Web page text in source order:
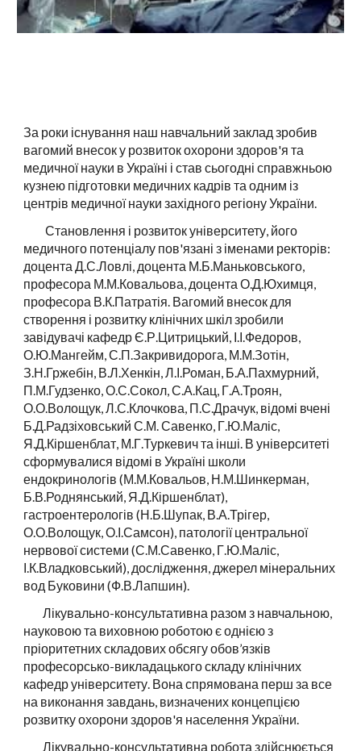
За роки існування наш навчальний заклад зробив
вагомий внесок у розвиток охорони здоров'я та
медичної науки в Україні і став сьогодні справжньою
кузнею підготовки медичних кадрів та одним із
центрів медичної науки західного регіону України.
Становлення і розвиток університету, його
медичного потенціалу пов'язані з іменами ректорів:
доцента Д.С.Ловлі, доцента М.Б.Маньковського,
професора М.М.Ковальова, доцента О.Д.Юхимця,
професора В.К.Патратія. Вагомий внесок для
створення і розвитку клінічних шкіл зробили
завідувачі кафедр Є.Р.Цитрицький, І.І.Федоров,
О.Ю.Мангейм, С.П.Закривидорога, М.М.Зотін,
З.Н.Гржебін, В.Л.Хенкін, Л.І.Роман, Б.А.Пахмурний,
П.М.Гудзенко, О.С.Сокол, С.А.Кац, Г.А.Троян,
О.О.Волощук, Л.С.Клочкова, П.С.Драчук, відомі вчені
Б.Д.Радзіховський С.М. Савенко, Г.Ю.Маліс,
Я.Д.Кіршенблат, М.Г.Туркевич та інші. В університеті
сформувалися відомі в Україні школи
ендокринологів (М.М.Ковальов, Н.М.Шинкерман,
Б.В.Роднянський, Я.Д.Кіршенблат),
гастроентерологів (Н.Б.Шупак, В.А.Трігер,
О.О.Волощук, О.І.Самсон), патології центральної
нервової системи (С.М.Савенко, Г.Ю.Маліс,
І.К.Владковський), дослідження, джерел мінеральних
вод Буковини (Ф.В.Лапшин).
Лікувально-консультативна разом з навчальною,
науковою та виховною роботою є однією з
пріоритетних складових обсягу обов’язків
професорсько-викладацького складу клінічних
кафедр університету. Вона спрямована перш за все
на виконання завдань, визначених концепцією
розвитку охорони здоров'я населення України.
Лікувально-консультативна робота здійснюється